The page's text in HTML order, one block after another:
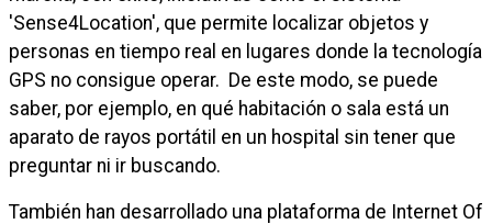
'Sense4Location', que permite localizar objetos y
personas en tiempo real en lugares donde la tecnología
GPS no consigue operar. De este modo, se puede
saber, por ejemplo, en qué habitación o sala está un
aparato de rayos portátil en un hospital sin tener que
preguntar ni ir buscando.
También han desarrollado una plataforma de Internet Of